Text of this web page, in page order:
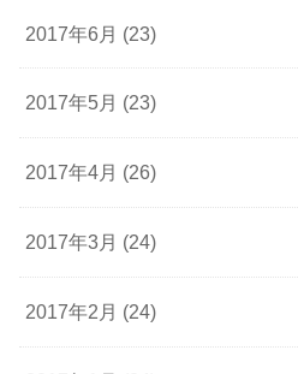
2017年6月 (23)
2017年5月 (23)
2017年4月 (26)
2017年3月 (24)
2017年2月 (24)